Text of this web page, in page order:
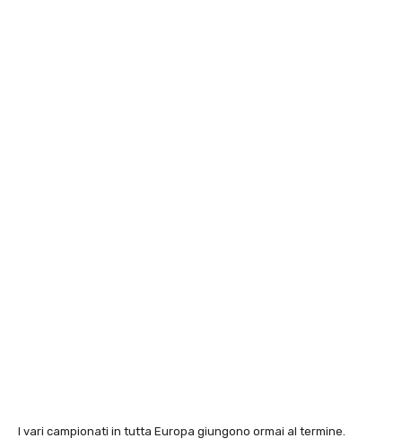
I vari campionati in tutta Europa giungono ormai al termine.